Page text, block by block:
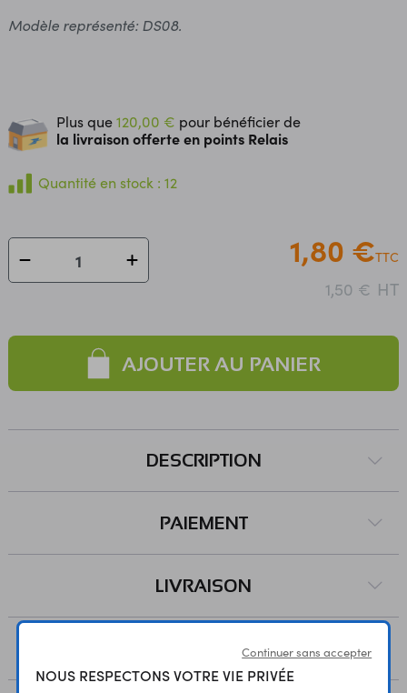
Modèle représenté: DS08.
Plus que120,00 € pour bénéficier de
la livraison offerte en points Relais
Quantité en stock : 12
1,80 €TTC
1,50 € HT
AJOUTER AU PANIER
DESCRIPTION
PAIEMENT
LIVRAISON
RESSOURCESContinuer sans accepter
NOUS RESPECTONS VOTRE VIE PRIVÉE